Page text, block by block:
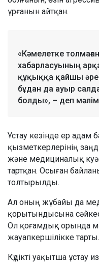
ұрғанын айтқан.
«Кәмелетке
хабарласуының
құқыққа қайшы
бұдан да ауыр
болды», – деп
Ұстау кезінде ер адам
қызметкерлерінің
және медициналық
тартқан. Осыған
толтырылды.
Ал оның жұбайы да
қорытындысына
Ол қоғамдық орында мас
жауапкершілікке
Күдікті уақытша ұстау